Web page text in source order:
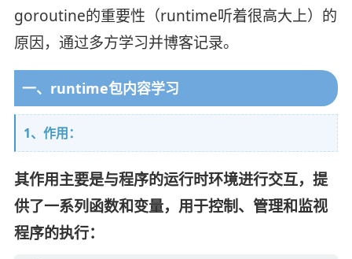
goroutine的重要性（runtime听着很高大上）的
原因，通过多方学习并博客记录。
一、runtime包内容学习
1、作用：
其作用主要是与程序的运行时环境进行交互，提
供了一系列函数和变量，用于控制、管理和监视
程序的执行：